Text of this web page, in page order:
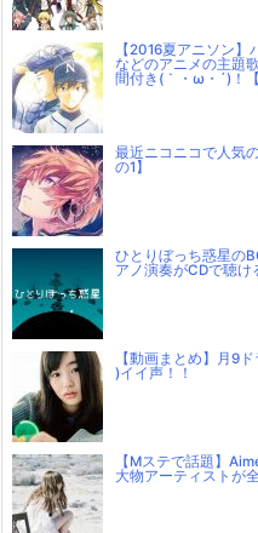
【2016夏アニソン
などのアニメの主題
間付き(｀・ω・´)！
最近ニコニコで人気
の1】
ひとりぼっち惑星の
アノ演奏がCDで聴
【動画まとめ】月9
)イイ声！！
【Mステで話題】
大物アーティストが